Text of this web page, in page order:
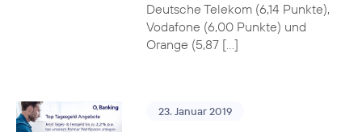
Deutsche Telekom (6,14 Punkte),
Vodafone (6,00 Punkte) und
Orange (5,87 […]
23. Januar 2019